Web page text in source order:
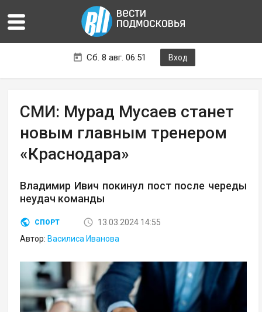
Сб. 8 авг. 06:51 Вход
СМИ: Мурад Мусаев станет
новым главным тренером
«Краснодара»
Владимир Ивич покинул пост после череды
неудач команды
СПОРТ
13.03.2024 14:55
Автор: Василиса Иванова